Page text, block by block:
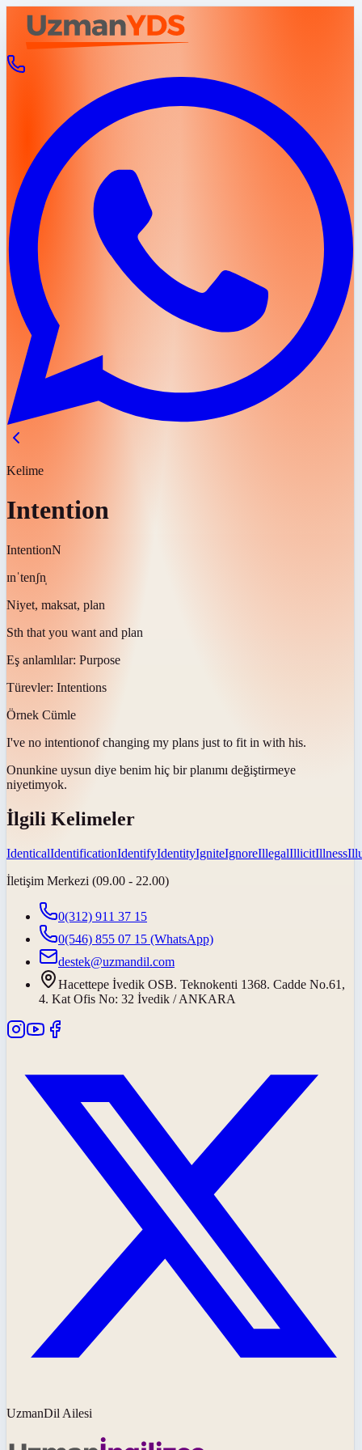
Kelime
Intention
IntentionN
ɪnˈtenʃn̩
Niyet, maksat, plan
Sth that you want and plan
Eş anlamlılar: Purpose
Türevler: Intentions
Örnek Cümle
I've no intentionof changing my plans just to fit in with his.
Onunkine uysun diye benim hiç bir planımı değiştirmeye
niyetimyok.
İlgili Kelimeler
IdenticalIdentificationIdentifyIdentityIgniteIgnoreIllegalIllicitIllness
İletişim Merkezi (09.00 - 22.00)
0(312) 911 37 15
0(546) 855 07 15 (WhatsApp)
destek@uzmandil.com
Hacettepe İvedik OSB. Teknokenti 1368. Cadde No.61,
4. Kat Ofis No: 32 İvedik / ANKARA
UzmanDil Ailesi